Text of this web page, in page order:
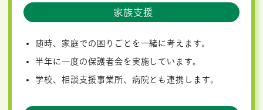
家族支援
随時、家庭での困りごとを一緒に考えます。
半年に一度の保護者会を実施しています。
学校、相談支援事業所、病院とも連携します。